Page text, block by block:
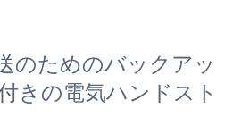
のためのバックアッ
きの電気ハンドスト